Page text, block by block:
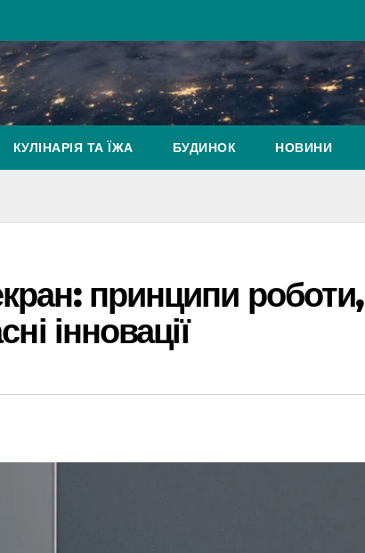
КУЛІНАРІЯ ТА ЇЖА БУДИНОК НОВИНИ
принципи роботи,
інновації